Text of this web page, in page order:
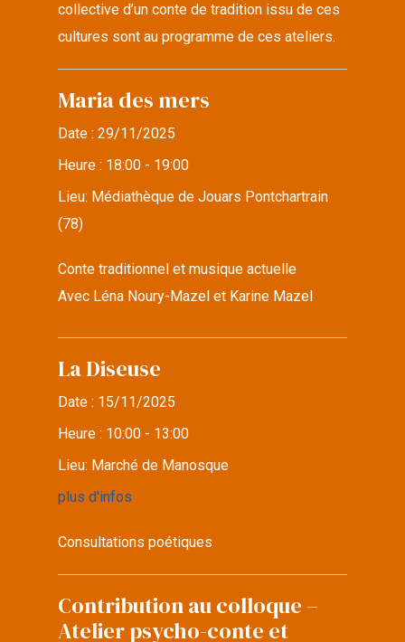
collective d’un conte de tradition issu de ces
cultures sont au programme de ces ateliers.
Maria des mers
Date :29/11/2025
Heure : 18:00 - 19:00
Lieu: Médiathèque de Jouars Pontchartrain
(78)
Conte traditionnel et musique actuelle
Avec Léna Noury-Mazel et Karine Mazel
La Diseuse
Date : 15/11/2025
Heure : 10:00 - 13:00
Lieu: Marché de Manosque
plus d'infos
Consultations poétiques
Contribution au colloque –
Atelier psycho-conte et